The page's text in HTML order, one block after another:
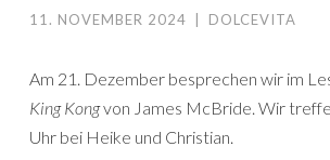
11. NOVEMBER 2024 DOLCEVITA
Am 21. Dezember besprechen wir im
King Kongvon James McBride. Wir
Uhr bei Heike und Christian.